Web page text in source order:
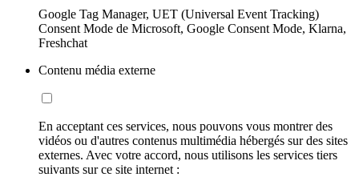
Google Tag Manager, UET (Universal Event Tracking)
Consent Mode de Microsoft, Google Consent Mode, Klarna,
Freshchat
Contenu média externe
En acceptant ces services, nous pouvons vous montrer des
vidéos ou d'autres contenus multimédia hébergés sur des sites
externes. Avec votre accord, nous utilisons les services tiers
suivants sur ce site internet :